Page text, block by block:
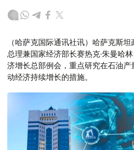
（哈萨克国际通讯社讯）哈萨克斯
总理兼国家经济部长赛热克·朱曼哈
济增长总部例会，重点研究在石油
动经济持续增长的措施。